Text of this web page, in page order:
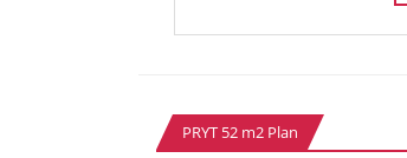
PRYT 52 m2 Plan